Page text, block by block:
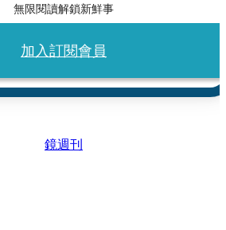
無限閱讀解鎖新鮮事
加入訂閱會員
鏡週刊